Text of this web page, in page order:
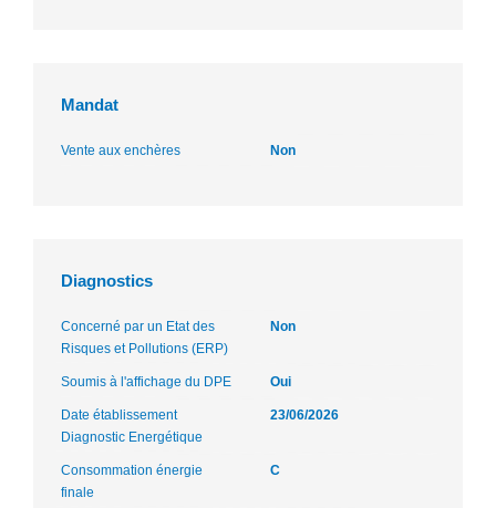
Mandat
Vente aux enchères Non
Diagnostics
Concerné par un Etat des
Risques et Pollutions (ERP)
Non
Soumis à l'affichage du DPE Oui
Date établissement
Diagnostic Energétique
23/06/2026
Consommation énergie
finale
C